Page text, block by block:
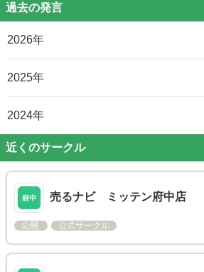
過去の発言
2026年
2025年
2024年
近くのサークル
売るナビ ミッテン府中店
公開 公式サークル